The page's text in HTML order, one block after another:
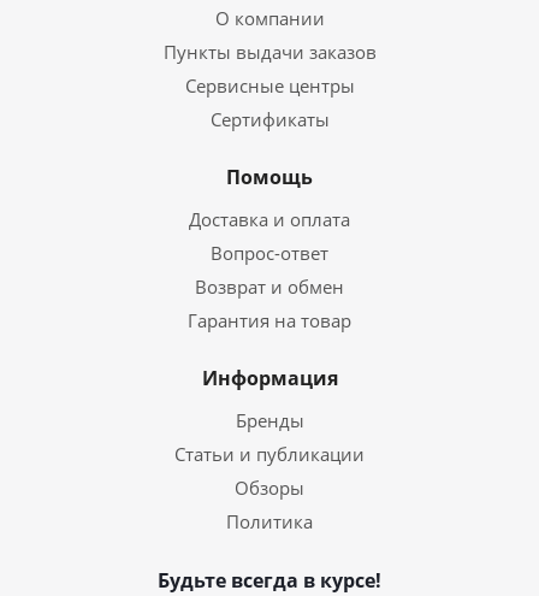
О компании
Пункты выдачи заказов
Сервисные центры
Сертификаты
Помощь
Доставка и оплата
Вопрос-ответ
Возврат и обмен
Гарантия на товар
Информация
Бренды
Статьи и публикации
Обзоры
Политика
Будьте всегда в курсе!